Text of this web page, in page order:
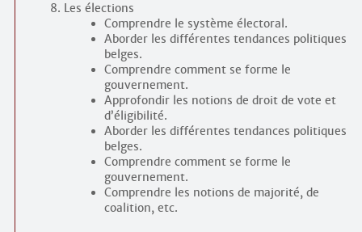
Les élections
Comprendre le système électoral.
Aborder les différentes tendances politiques
belges.
Comprendre comment se forme le
gouvernement.
Approfondir les notions de droit de vote et
d’éligibilité.
Aborder les différentes tendances politiques
belges.
Comprendre comment se forme le
gouvernement.
Comprendre les notions de majorité, de
coalition, etc.